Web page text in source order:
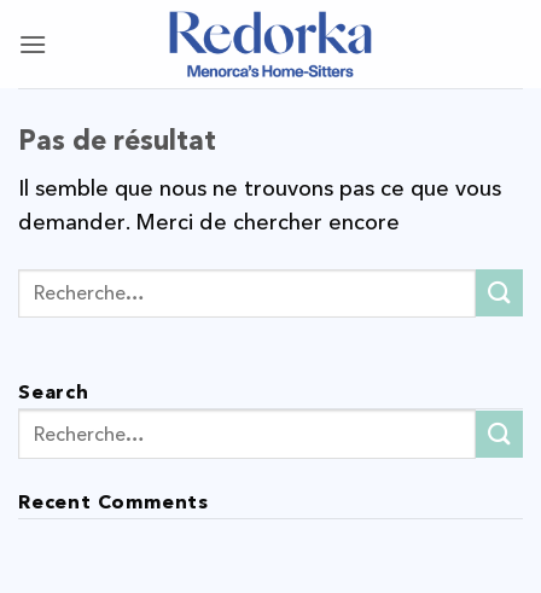
Pas de résultat
Il semble que nous ne trouvons pas ce que vous
demander. Merci de chercher encore
Search
Recent Comments